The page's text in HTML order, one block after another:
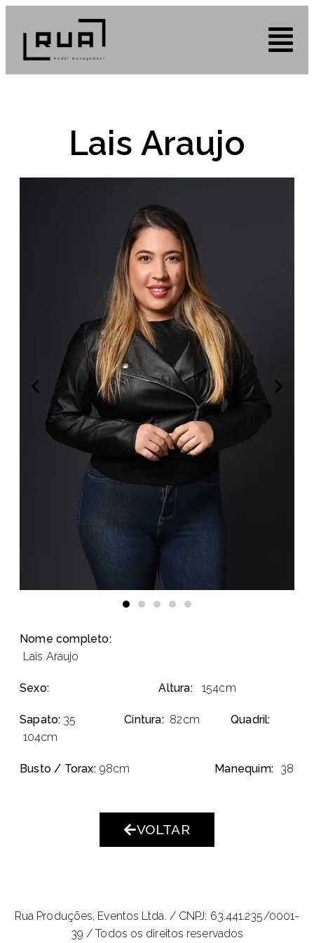
Lais Araujo
Nome completo:
Lais Araujo
Sexo: Altura: 154cm
Sapato: 35 Cintura: 82cm
Quadril:
104cm
Busto / Torax: 98cm Manequim: 38
VOLTAR
Rua Produções, Eventos Ltda. / CNPJ: 63.441.235/0001-
39 / Todos os direitos reservados